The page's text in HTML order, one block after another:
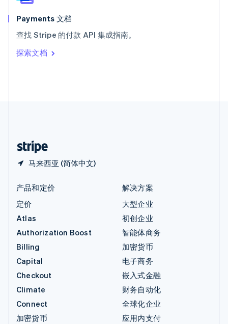
Payments 文档
查找 Stripe 的付款 API 集成指南。
探索文档
马来西亚 (简体中文)
匈牙利
English
ItalianoEnglish
印度
English
产品和定价
定价
Atlas
Authorization Boost
Billing
Capital
Checkout
Climate
Connect
加密货币
解决方案
大型企业
初创企业
智能体商务
加密货币
电子商务
嵌入式金融
财务自动化
全球化企业
应用内支付